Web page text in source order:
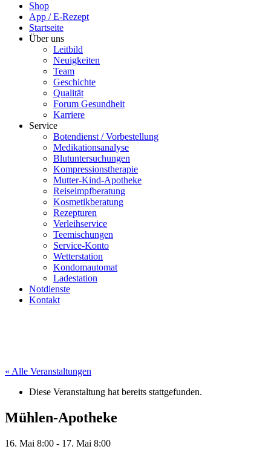
Shop
App / E-Rezept
Startseite
Über uns
Leitbild
Neuigkeiten
Team
Geschichte
Qualität
Forum Gesundheit
Karriere
Service
Botendienst / Vorbestellung
Medikationsanalyse
Blutuntersuchungen
Kompressionstherapie
Mutter-Kind-Apotheke
Reiseimpfberatung
Kosmetikberatung
Rezepturen
Verleihservice
Teemischungen
Service-Konto
Wetterstation
Kondomautomat
Ladestation
Notdienste
Kontakt
« Alle Veranstaltungen
Diese Veranstaltung hat bereits stattgefunden.
Mühlen-Apotheke
16. Mai 8:00 - 17. Mai 8:00